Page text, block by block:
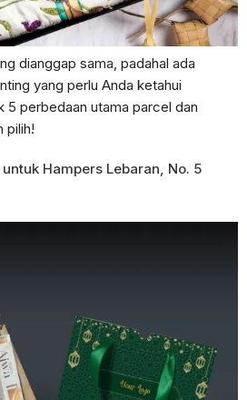
dianggap sama, padahal ada
yang perlu Anda ketahui
5 perbedaan utama parcel dan
pilih!
Hampers Lebaran, No. 5